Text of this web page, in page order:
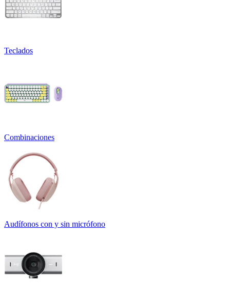
Teclados
Combinaciones
Audífonos con y sin micrófono